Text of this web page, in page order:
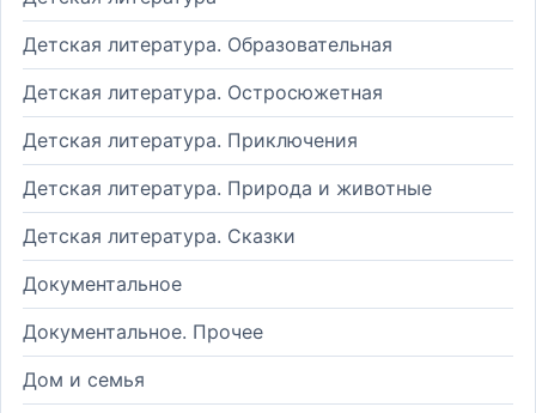
Детская литература. Образовательная
Детская литература. Остросюжетная
Детская литература. Приключения
Детская литература. Природа и животные
Детская литература. Сказки
Документальное
Документальное. Прочее
Дом и семья